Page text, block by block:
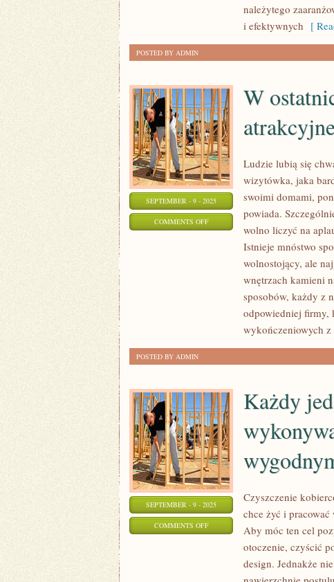
REGULACJĘ
należytego
i efektywnych [
POSTED BY ADMIN
SEPTEMBER - 9 - 2025
COMMENTS OFFON
W
Ludzie lubią się
wizytówka, jaka
swoimi domami,
powiada.
wolno liczyć na
Istnieje mnóstwo
wolnostojący, ale
wnętrzach kamieni
sposobów, każdy z
odpowiedniej firmy,
wykończeniowych z
POSTED BY ADMIN
SEPTEMBER - 9 - 2025
COMMENTS OFFON
Każdy
Czyszczenie
chce żyć i
Aby móc ten cel
otoczenie, czyścić
design. Jednakże